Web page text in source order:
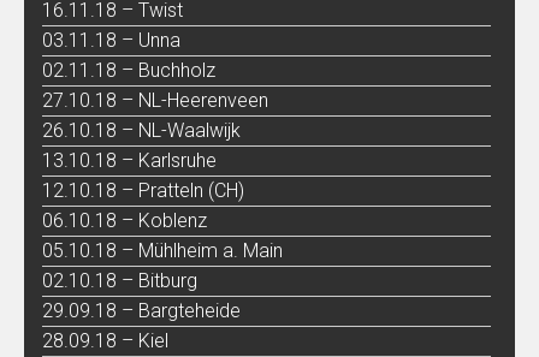
16.11.18 – Twist
03.11.18 – Unna
02.11.18 – Buchholz
27.10.18 – NL-Heerenveen
26.10.18 – NL-Waalwijk
13.10.18 – Karlsruhe
12.10.18 – Pratteln (CH)
06.10.18 – Koblenz
05.10.18 – Mühlheim a. Main
02.10.18 – Bitburg
29.09.18 – Bargteheide
28.09.18 – Kiel